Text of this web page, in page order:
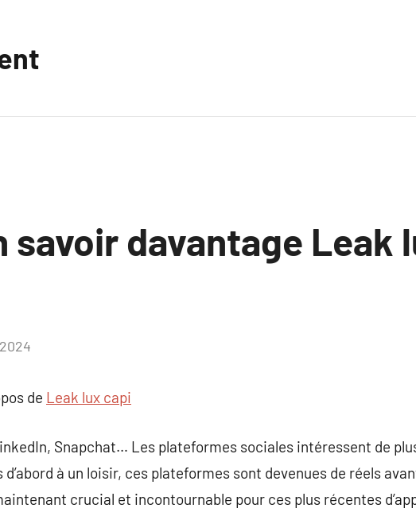
savoir davantage Leak
de Leak lux capi
Snapchat… Les plateformes sociales intéressent de
à un loisir, ces plateformes sont devenues de réels
crucial et incontournable pour ces plus récentes